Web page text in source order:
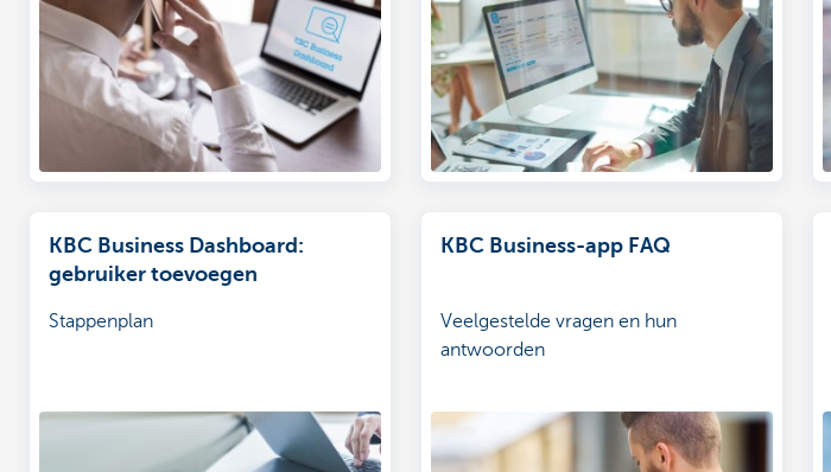
KBC Business Dashboard:
gebruiker toevoegen
Stappenplan
KBC Business-app FAQ
Veelgestelde vragen en hun
antwoorden